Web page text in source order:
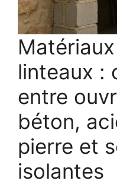
linteaux :
entre
béton,
pierre et
isolantes